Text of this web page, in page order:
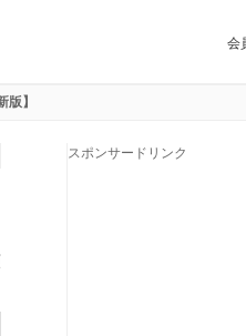
会
】
スポンサードリンク